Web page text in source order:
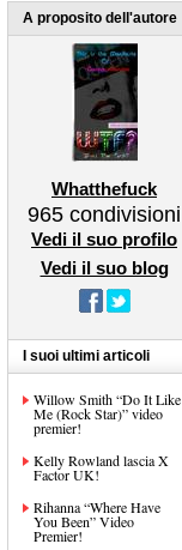
A proposito dell'autore
Whatthefuck
965 condivisioni
Vedi il suo profilo
Vedi il suo blog
I suoi ultimi articoli
Willow Smith “Do It Like
Me (Rock Star)” video
premier!
Kelly Rowland lascia X
Factor UK!
Rihanna “Where Have
You Been” Video
Premier!